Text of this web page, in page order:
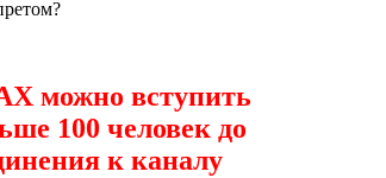
можно вступить
100 человек до
к каналу